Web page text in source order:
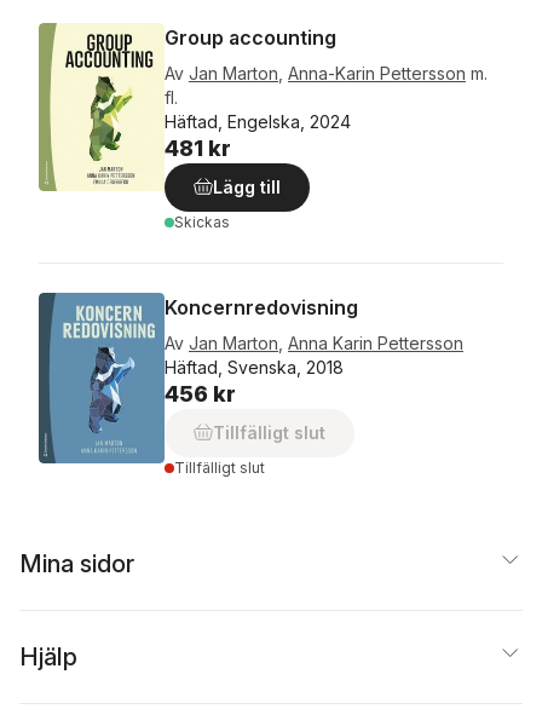
Group accounting
Av Jan Marton Anna-Karin Pettersson m.
fl.
Häftad, Engelska, 2024
481 kr
Lägg till
Skickas
Koncernredovisning
Av Jan Marton Anna Karin Pettersson
Häftad, Svenska, 2018
456 kr
Tillfälligt slut
Tillfälligt slut
Mina sidor
Hjälp